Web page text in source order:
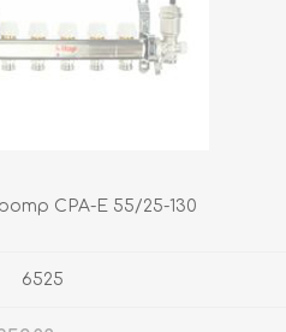
CPA-E 55/25-130
6525